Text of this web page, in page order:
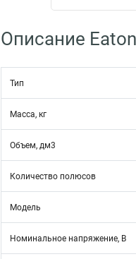
Описание
Тип
Масса, кг
Объем, дм3
Количество полюсов
Модель
Номинальное напряжение, В